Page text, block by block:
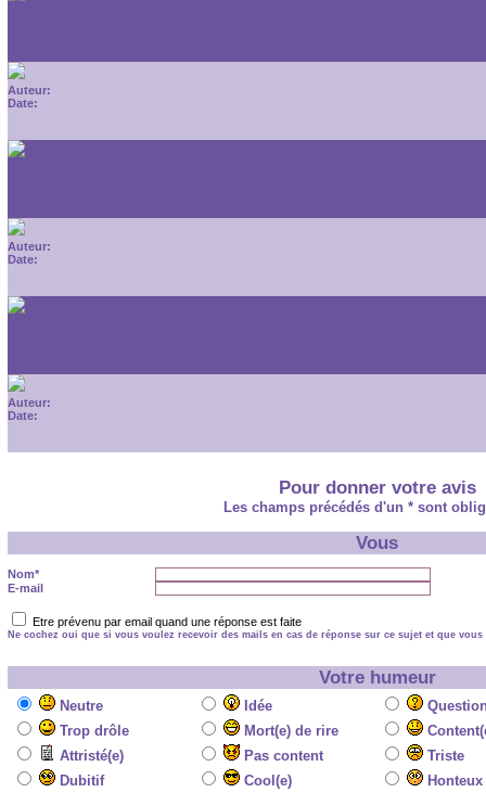
Auteur:
Date:
Auteur:
Date:
Auteur:
Date:
Pour donner votre avis
Les champs précédés d'un * sont
Vous
Nom*
E-mail
Etre prévenu par email quand une réponse est faite
Ne cochez oui que si vous voulez recevoir des mails en cas de réponse sur ce sujet et que
Votre humeur
Neutre Idée
Trop drôle
Mort(e) de rire
Attristé(e)
Pas content
Triste
Dubitif
Cool(e) Honteux